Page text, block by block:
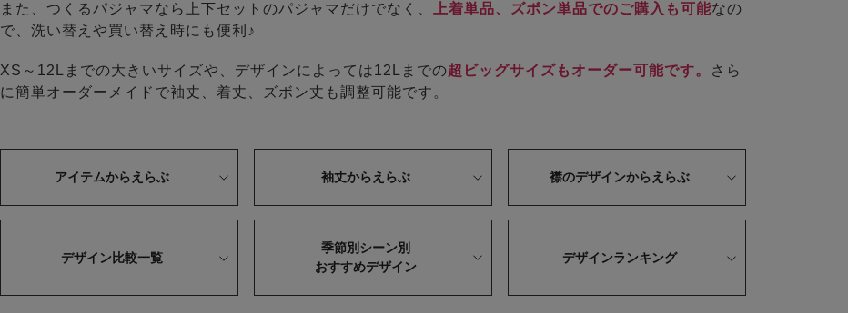
また、つくるパジャマなら上下セットのパジャマだけでなく、 上着単品、ズボン単品でのご購入も可能なの
で、洗い替えや買い替え時にも便利♪
XS～12Lまでの大きいサイズや、デザインによっては12Lまでの超ビッグサイズもオーダー可能です。
さら
に簡単オーダーメイドで袖丈、着丈、ズボン丈も調整可能です。
アイテムからえらぶ 袖丈からえらぶ 襟のデザインからえらぶ
デザイン比較一覧
季節別シーン別
おすすめデザイン
デザインランキング